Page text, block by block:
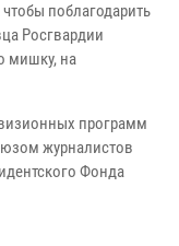
поблагодарить
Росгвардии
мишку, на
программ
журналистов
Фонда